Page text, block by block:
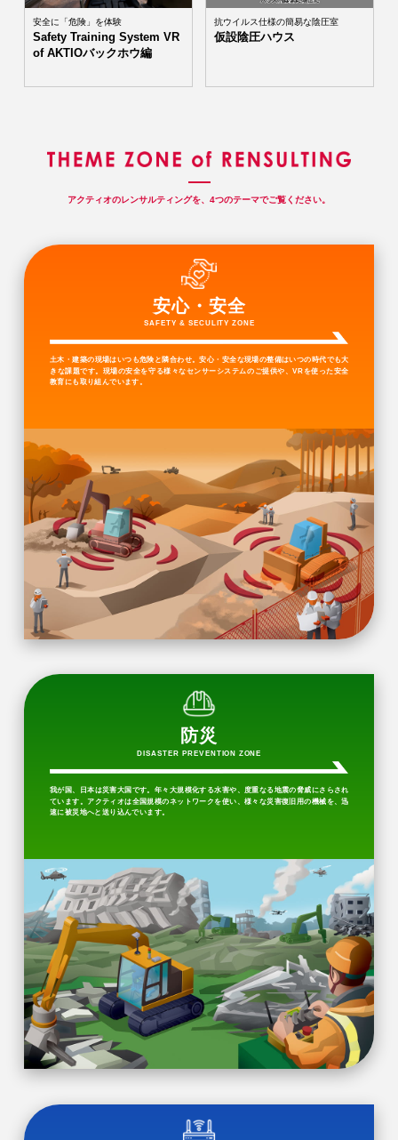
安全に「危険」を体験
Safety Training System VR
of AKTIOバックホウ編
抗ウイルス仕様の簡易な陰圧室
仮設陰圧ハウス
アクティオのレンサルティングを、4つのテーマでご覧ください。
安心・安全
SAFETY & SECULITY ZONE
土木・建築の現場はいつも危険と隣合わせ。安心・安全な現場の整備はいつの時代でも大
きな課題です。現場の安全を守る様々なセンサーシステムのご提供や、VRを使った安全
教育にも取り組んでいます。
防災
DISASTER PREVENTION ZONE
我が国、日本は災害大国です。年々大規模化する水害や、度重なる地震の脅威にさらされ
ています。アクティオは全国規模のネットワークを使い、様々な災害復旧用の機械を、迅
速に被災地へと送り込んでいます。